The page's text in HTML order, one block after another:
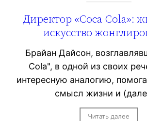
Директор «Coca-Cola»:
искусство
Брайан Дайсон,
Cola", в одной из своих
интересную аналогию,
смысл жизни и
Читать далее